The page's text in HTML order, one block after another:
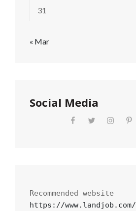
31
« Mar
Social Media
https://www.landjob.com/